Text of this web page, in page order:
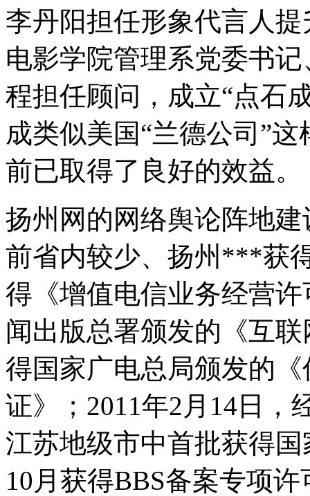
李丹阳担任形象代言人
电影学院管理系党委书
程担任顾问，成立“点石
成类似美国“兰德公司”
前已取得了良好的效益。
扬州网的网络舆论阵地
前省内较少、扬州***获
得《增值电信业务经营
闻出版总署颁发的《互
得国家广电总局颁发的
证》；2011年2月14日，
江苏地级市中首批获得
10月获得BBS备案专项许